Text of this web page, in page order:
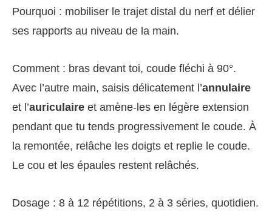
Pourquoi : mobiliser le trajet distal du nerf et délier
ses rapports au niveau de la main.
Comment : bras devant toi, coude fléchi à 90°.
Avec l’autre main, saisis délicatement l’annulaire
et l’auriculaire et amène-les en légère extension
pendant que tu tends progressivement le coude. À
la remontée, relâche les doigts et replie le coude.
Le cou et les épaules restent relâchés.
Dosage : 8 à 12 répétitions, 2 à 3 séries, quotidien.